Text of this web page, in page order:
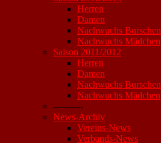
Herren
Damen
Nachwuchs Burschen
Nachwuchs Mädchen
Saison 2011/2012
Herren
Damen
Nachwuchs Burschen
Nachwuchs Mädchen
----------
News-Archiv
Vereins-News
Verbands-News